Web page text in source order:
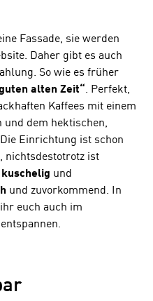
Fassade, sie werden
Daher gibt es auch
So wie es früher
alten Zeit“. Perfekt,
Kaffees mit einem
und dem hektischen,
Einrichtung ist schon
nichtsdestotrotz ist
und
und zuvorkommend. In
euch auch im